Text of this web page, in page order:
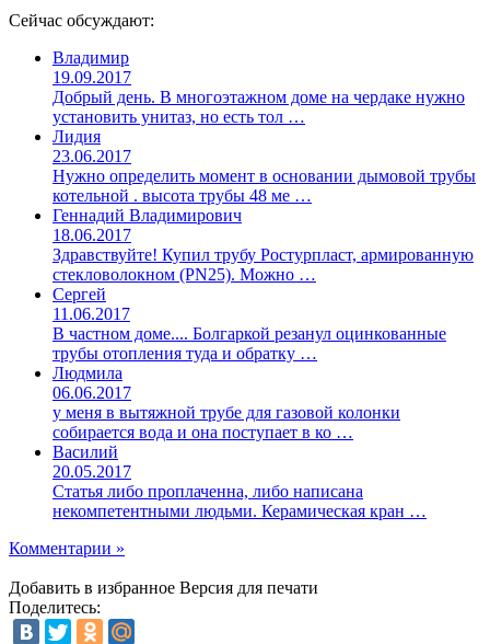
Сейчас обсуждают:
Владимир
19.09.2017
Добрый день. В многоэтажном доме на чердаке нужно
установить унитаз, но есть тол …
Лидия
23.06.2017
Нужно определить момент в основании дымовой трубы
котельной . высота трубы 48 ме …
Геннадий Владимирович
18.06.2017
Здравствуйте! Купил трубу Ростурпласт, армированную
стекловолокном (PN25). Можно …
Сергей
11.06.2017
В частном доме.... Болгаркой резанул оцинкованные
трубы отопления туда и обратку …
Людмила
06.06.2017
у меня в вытяжной трубе для газовой колонки
собирается вода и она поступает в ко …
Василий
20.05.2017
Статья либо проплаченна, либо написана
некомпетентными людьми. Керамическая кран …
Комментарии »
Добавить в избранное Версия для печати
Поделитесь: